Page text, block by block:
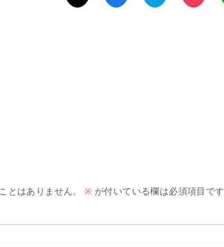
とはありません。 ※ が付いている欄は必須項目です